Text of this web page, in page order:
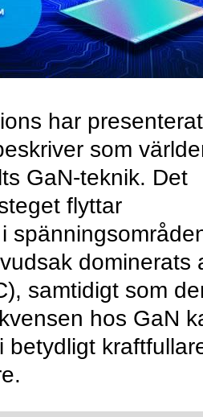
har presenterat
som
GaN-teknik. Det
flyttar
dominerats
samtidigt som
hos GaN
betydligt